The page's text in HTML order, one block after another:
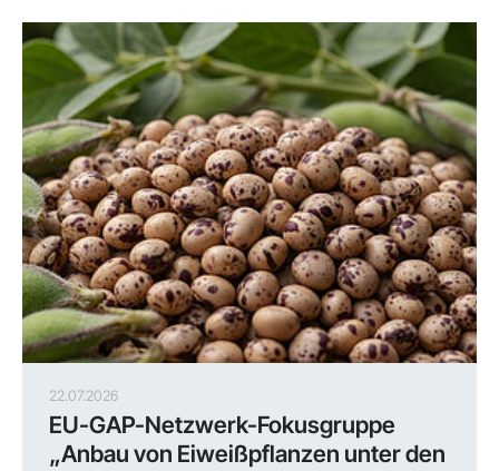
22.07.2026
EU-GAP-Netzwerk-Fokusgruppe
„Anbau von Eiweißpflanzen unter den